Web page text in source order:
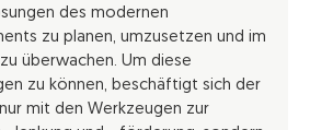
des modernen
zu planen, umzusetzen und im
überwachen. Um diese
zu können, beschäftigt sich der
mit den Werkzeugen zur